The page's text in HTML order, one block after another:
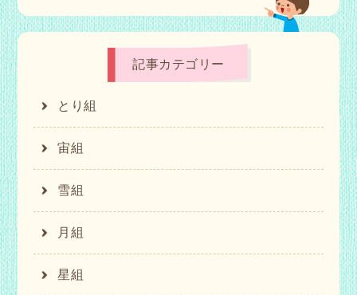
記事カテゴリー
とり組
宙組
雪組
月組
星組